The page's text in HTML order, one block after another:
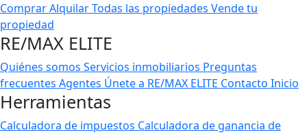
ComprarAlquilarTodas las propiedades Vende tu
propiedad
RE/MAX ELITE
Quiénes somos Servicios inmobiliarios Preguntas
frecuentes Agentes Únete a RE/MAX ELITE Contacto Inicio
Herramientas
Calculadora de impuestos Calculadora de ganancia de